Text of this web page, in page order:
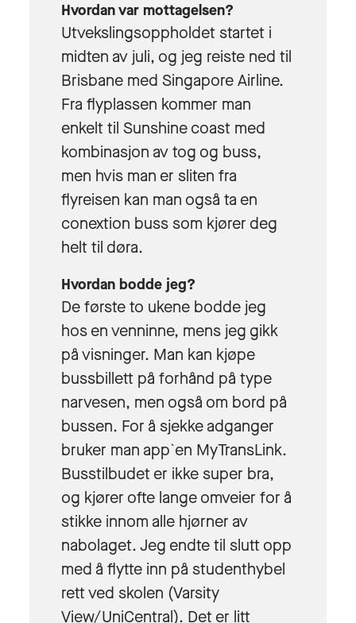
Hvordan var mottagelsen?
Utvekslingsoppholdet startet i
midten av juli, og jeg reiste ned til
Brisbane med Singapore Airline.
Fra flyplassen kommer man
enkelt til Sunshine coast med
kombinasjon av tog og buss,
men hvis man er sliten fra
flyreisen kan man også ta en
conextion buss som kjører deg
helt til døra.
Hvordan bodde jeg?
De første to ukene bodde jeg
hos en venninne, mens jeg gikk
på visninger. Man kan kjøpe
bussbillett på forhånd på type
narvesen, men også om bord på
bussen. For å sjekke adganger
bruker man app`en MyTransLink.
Busstilbudet er ikke super bra,
og kjører ofte lange omveier for å
stikke innom alle hjørner av
nabolaget. Jeg endte til slutt opp
med å flytte inn på studenthybel
rett ved skolen (Varsity
View/UniCentral). Det er litt